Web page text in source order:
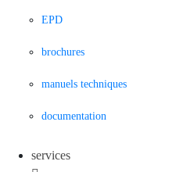
EPD
brochures
manuels techniques
documentation
services